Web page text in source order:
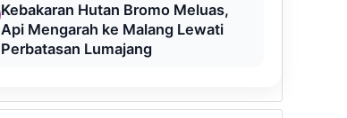
Kebakaran Hutan Bromo Meluas,
Api Mengarah ke Malang Lewati
Perbatasan Lumajang